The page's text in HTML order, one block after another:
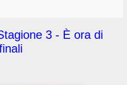
3 - È ora di